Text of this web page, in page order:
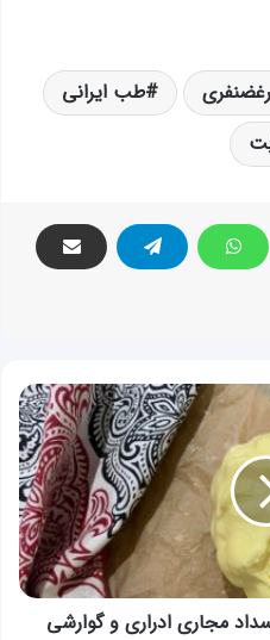
طب ایرانی
مجاری ادراری و گوارشی